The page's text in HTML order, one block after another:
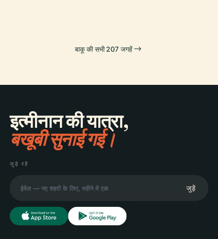
बाकू की सभी 207 जगहें
इत्मीनान की यात्रा,
बखूबी सुनाई गई।
जुड़े रहें
जुड़ें